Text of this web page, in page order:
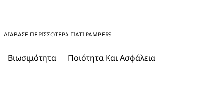
ΔΙΑΒΑΣΕ ΠΕΡΙΣΣΟΤΕΡΑ ΓΙΑΤΊ PAMPERS
Βιωσιμότητα Ποιότητα Και Ασφάλεια